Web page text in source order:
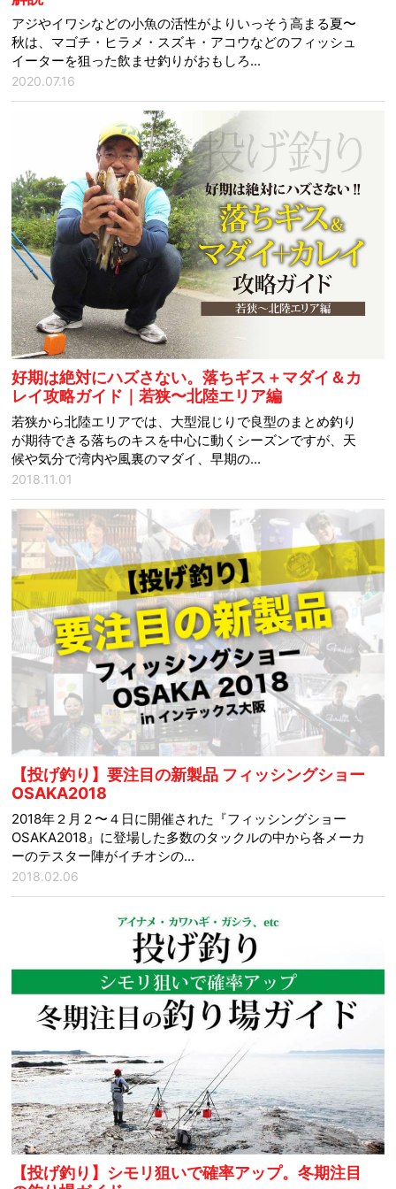
アジやイワシなどの小魚の活性がよりいっそう高まる夏〜
秋は、マゴチ・ヒラメ・スズキ・アコウなどのフィッシュ
イーターを狙った飲ませ釣りがおもしろ...
2020.07.16
好期は絶対にハズさない。落ちギス＋マダイ＆カ
レイ攻略ガイド｜若狭〜北陸エリア編
若狭から北陸エリアでは、大型混じりで良型のまとめ釣り
が期待できる落ちのキスを中心に動くシーズンですが、天
候や気分で湾内や風裏のマダイ、早期の...
2018.11.01
【投げ釣り】要注目の新製品 フィッシングショー
OSAKA2018
2018年２月２〜４日に開催された『フィッシングショー
OSAKA2018』に登場した多数のタックルの中から各メーカ
ーのテスター陣がイチオシの...
2018.02.06
【投げ釣り】シモリ狙いで確率アップ。冬期注目